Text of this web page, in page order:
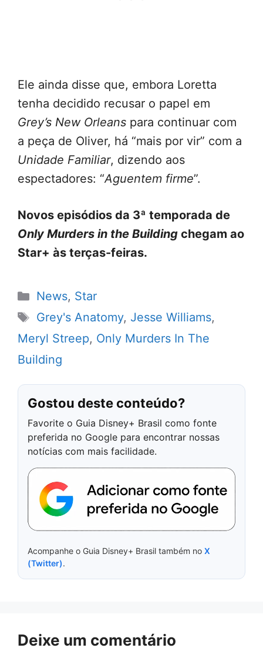
Ele ainda disse que, embora Loretta
tenha decidido recusar o papel em
Grey’s New Orleans para continuar com
a peça de Oliver, há “mais por vir” com a
Unidade Familiar, dizendo aos
espectadores: “Aguentem firme”.
Novos episódios da 3ª temporada de
Only Murders in the Building chegam ao
Star+ às terças-feiras.
Categorias
News, Star
Tags
Grey's Anatomy, Jesse Williams,
Meryl Streep, Only Murders In The
Building
Gostou deste conteúdo?
Favorite o Guia Disney+ Brasil como fonte
preferida no Google para encontrar nossas
notícias com mais facilidade.
Acompanhe o Guia Disney+ Brasil também no X
(Twitter).
Deixe um comentário